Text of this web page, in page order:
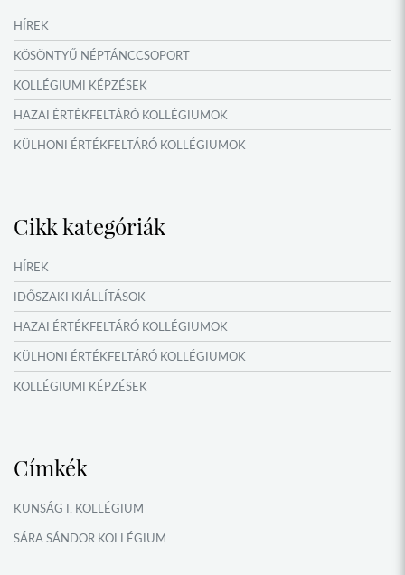
HÍREK
KÖSÖNTYŰ NÉPTÁNCCSOPORT
KOLLÉGIUMI KÉPZÉSEK
HAZAI ÉRTÉKFELTÁRÓ KOLLÉGIUMOK
KÜLHONI ÉRTÉKFELTÁRÓ KOLLÉGIUMOK
IDŐSZAKI KIÁLLÍTÁSOK
NYÁRI TÁBOROK
OKTATÁS, KULTÚRA
NÉPFŐISKOLA HÁLÓZAT ESEMÉNYEI
Cikk kategóriák
HÍREK
IDŐSZAKI KIÁLLÍTÁSOK
HAZAI ÉRTÉKFELTÁRÓ KOLLÉGIUMOK
KÜLHONI ÉRTÉKFELTÁRÓ KOLLÉGIUMOK
KOLLÉGIUMI KÉPZÉSEK
NYÁRI TÁBOROK
OKTATÁS, KULTÚRA
VERSENYEK, VETÉLKEDŐK
Címkék
KUNSÁG I. KOLLÉGIUM
SÁRA SÁNDOR KOLLÉGIUM